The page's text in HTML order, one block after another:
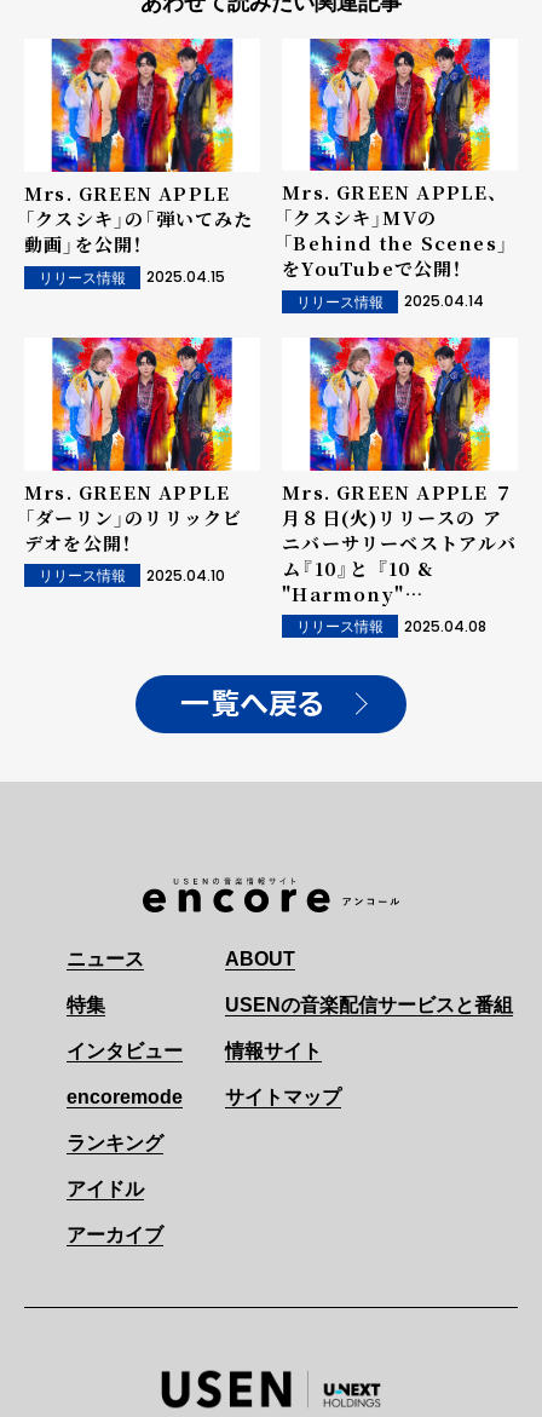
Mrs. GREEN APPLE
「クスシキ」の「弾いてみた
動画」を公開！
リリース情報 2025.04.15
Mrs. GREEN APPLE、
「クスシキ」MVの
「Behind the Scenes」
をYouTubeで公開！
リリース情報 2025.04.14
Mrs. GREEN APPLE
「ダーリン」のリリックビ
デオを公開！
リリース情報 2025.04.10
Mrs. GREEN APPLE ７
月８日(火)リリースの ア
ニバーサリーベストアルバ
ム『10』と 『10 &
"Harmony"
COMPLETE BOX』の
Cover Artを公開！
リリース情報 2025.04.08
一覧へ戻る
ニュース
特集
インタビュー
encoremode
ランキング
アイドル
アーカイブ
ABOUT
USENの音楽配信サービスと番組
情報サイト
サイトマップ